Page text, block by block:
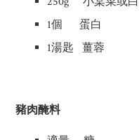
1個 蛋白
1湯匙 薑蓉
豬肉醃料